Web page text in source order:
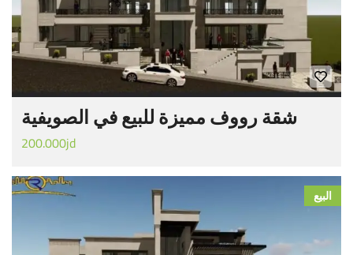
شقة رووف مميزة للبيع في الصويفية
200.000jd
البيع